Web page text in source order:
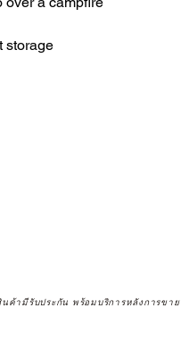
storage
ค้ามีรับประกัน พร้อมบริการหลังการขาย